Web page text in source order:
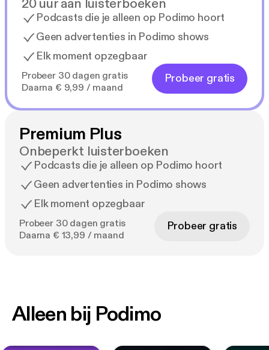
20 uur aan luisterboeken
Podcasts die je alleen op Podimo hoort
Geen advertenties in Podimo shows
Elk moment opzegbaar
Probeer 30 dagen gratis
Daarna € 9,99 / maand
Probeer gratis
Premium Plus
Onbeperkt luisterboeken
Podcasts die je alleen op Podimo hoort
Geen advertenties in Podimo shows
Elk moment opzegbaar
Probeer 30 dagen gratis
Daarna € 13,99 / maand
Probeer gratis
Alleen bij Podimo